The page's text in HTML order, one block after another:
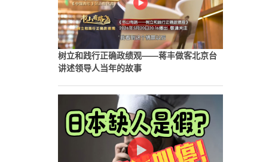
树立和践行正确政绩观——蒋丰做客北京台
讲述领导人当年的故事